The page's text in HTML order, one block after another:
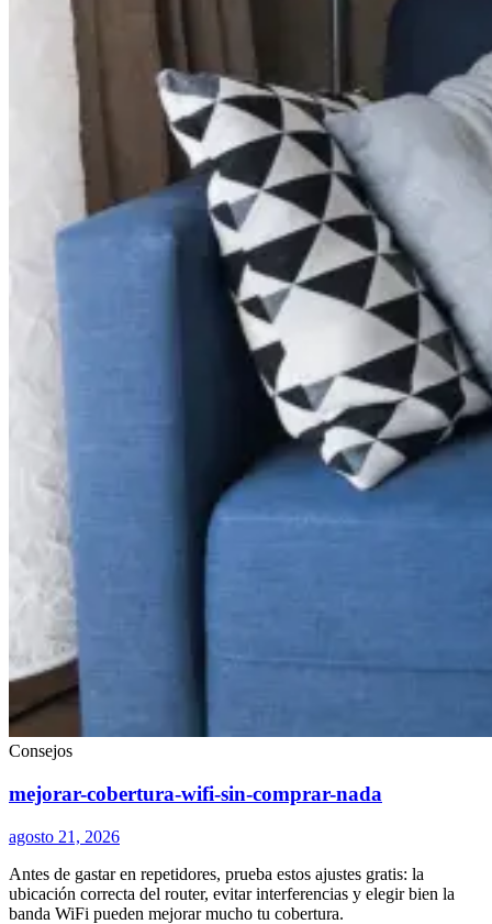
Consejos
mejorar-cobertura-wifi-sin-comprar-nada
agosto 21, 2026
Antes de gastar en repetidores, prueba estos ajustes gratis: la
ubicación correcta del router, evitar interferencias y elegir bien la
banda WiFi pueden mejorar mucho tu cobertura.